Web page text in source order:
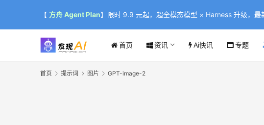
【 方舟 Agent Plan】限时 9.9 元起，超全模态模型 × Harness 升级，
首页 资讯 Ai快讯 专题
首页 提示词 图片 GPT-image-2